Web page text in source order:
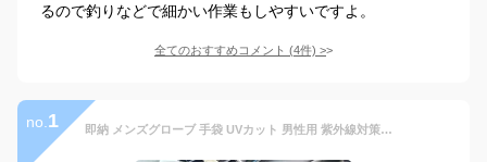
るので釣りなどで細かい作業もしやすいですよ。
全てのおすすめコメント (4件) >
no. 1 即納 メンズグローブ 手袋 UVカット 男性用 紫外線対策手袋 サイクリング スマホ手袋 通勤 釣り スマートフォン対応 日焼け止め UVケア スマートフォン対応 五本指 通勤 通学 運転 タッチパネル対応 耐磨耗 グローブ 春夏秋冬 アウトドア サイクリング